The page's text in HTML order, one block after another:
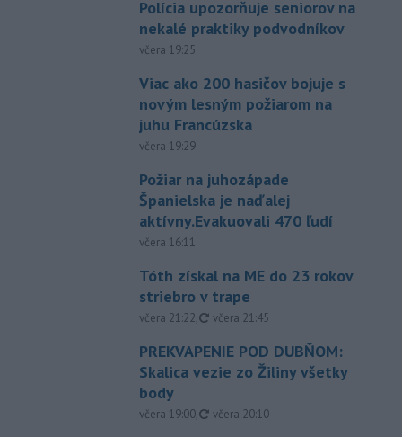
Polícia upozorňuje seniorov na
nekalé praktiky podvodníkov
včera 19:25
Viac ako 200 hasičov bojuje s
novým lesným požiarom na
juhu Francúzska
včera 19:29
Požiar na juhozápade
Španielska je naďalej
aktívny.Evakuovali 470 ľudí
včera 16:11
Tóth získal na ME do 23 rokov
striebro v trape
včera 21:22, aktualizované
včera 21:45
PREKVAPENIE POD DUBŇOM:
Skalica vezie zo Žiliny všetky
body
včera 19:00, aktualizované
včera 20:10